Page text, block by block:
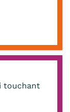
touchant